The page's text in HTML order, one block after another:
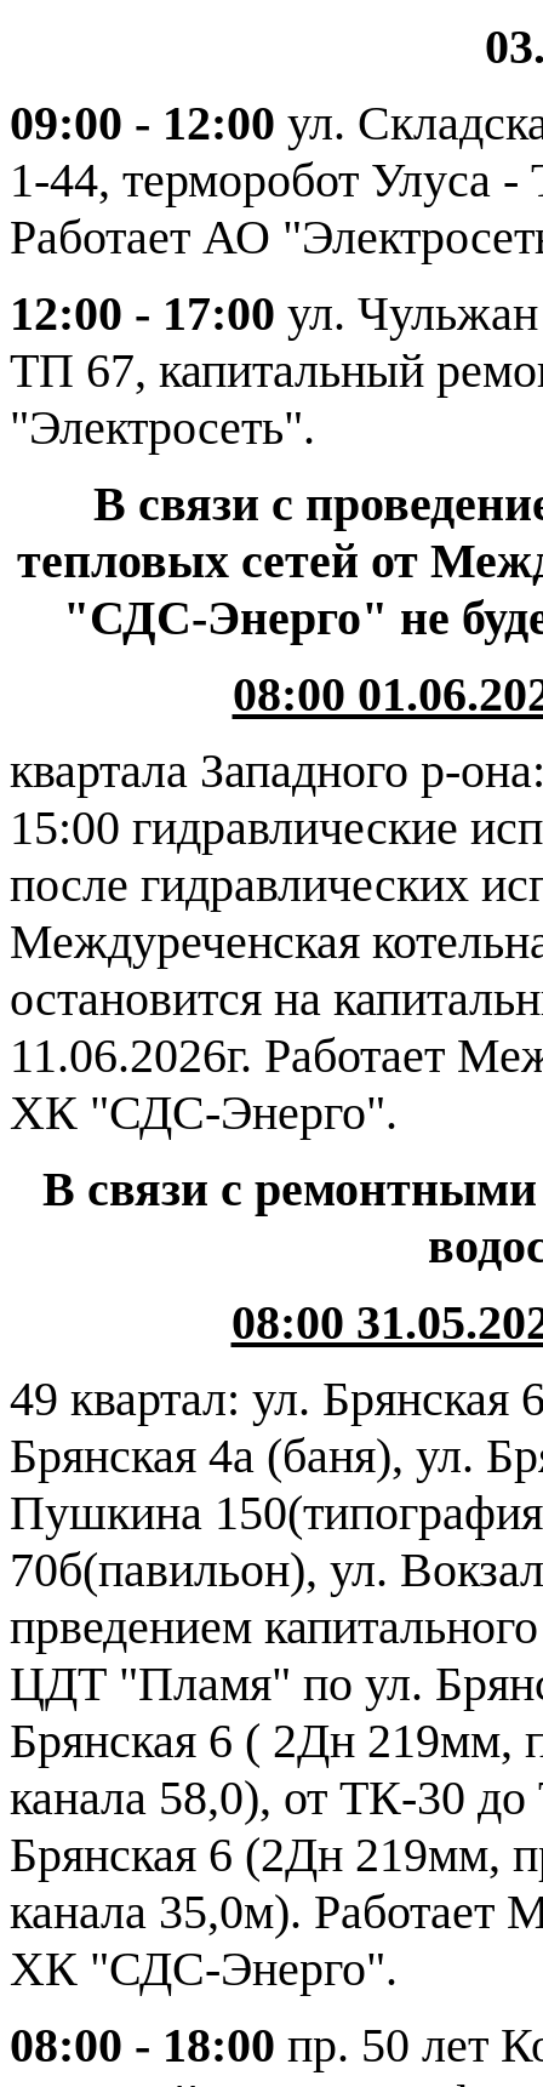
09:00 - 12:00 ул.
1-44, терморобот Улуса
Работает АО
12:00 - 17:00 ул.
ТП 67, капитальный
"Электросеть".
В связи с
тепловых сетей от
"СДС-Энерго" не
08:00
квартала Западного р-
15:00 гидравлические
после гидравлических
Междуреченская
остановится на
11.06.2026г. Работает
ХК "СДС-Энерго".
В связи с ремонтными
08:00
49 квартал: ул. Брянская
Брянская 4а (баня), ул.
Пушкина
70б(павильон), ул.
прведением
ЦДТ "Пламя" по ул.
Брянская 6 ( 2Дн 219мм,
канала 58,0), от ТК-30
Брянская 6 (2Дн 219мм,
канала 35,0м).
ХК "СДС-Энерго".
08:00 - 18:00 пр. 50 лет